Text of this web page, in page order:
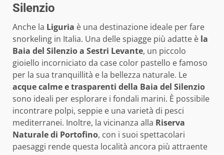
Silenzio
Anche la Liguria è una destinazione ideale per fare
snorkeling in Italia. Una delle spiagge più adatte è la
Baia del Silenzio a Sestri Levante, un piccolo
gioiello incorniciato da case color pastello e famoso
per la sua tranquillità e la bellezza naturale. Le
acque calme e trasparenti della Baia del Silenzio
sono ideali per esplorare i fondali marini. È possibile
incontrare polpi, seppie e una varietà di pesci
mediterranei. Inoltre, la vicinanza alla Riserva
Naturale di Portofino, con i suoi spettacolari
paesaggi rende questa località ancora più attraente